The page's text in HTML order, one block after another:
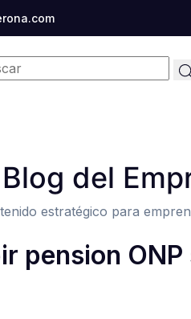
del
estratégico para
pension ONP